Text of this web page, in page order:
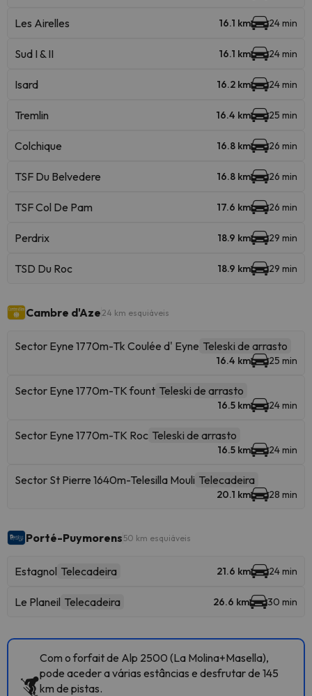
Les Airelles 16.1 km 24 min
Sud I & II 16.1 km 24 min
Isard 16.2 km 24 min
Tremlin 16.4 km 25 min
Colchique 16.8 km 26 min
TSF Du Belvedere 16.8 km 26 min
TSF Col De Pam 17.6 km 26 min
Perdrix 18.9 km 29 min
TSD Du Roc 18.9 km 29 min
Cambre d'Aze 24 km esquiáveis
Sector Eyne 1770m-Tk Coulée d' Eyne Teleski de arrasto
16.4 km 25 min
Sector Eyne 1770m-TK fount Teleski de arrasto
16.5 km 24 min
Sector Eyne 1770m-TK Roc Teleski de arrasto
16.5 km 24 min
Sector St Pierre 1640m-Telesilla Mouli Telecadeira
20.1 km 28 min
Porté-Puymorens 50 km esquiáveis
Estagnol Telecadeira 21.6 km 24 min
Le Planeil Telecadeira 26.6 km 30 min
Com o forfait de Alp 2500 (La Molina+Masella),
pode aceder a várias estâncias e desfrutar de 145
km de pistas.